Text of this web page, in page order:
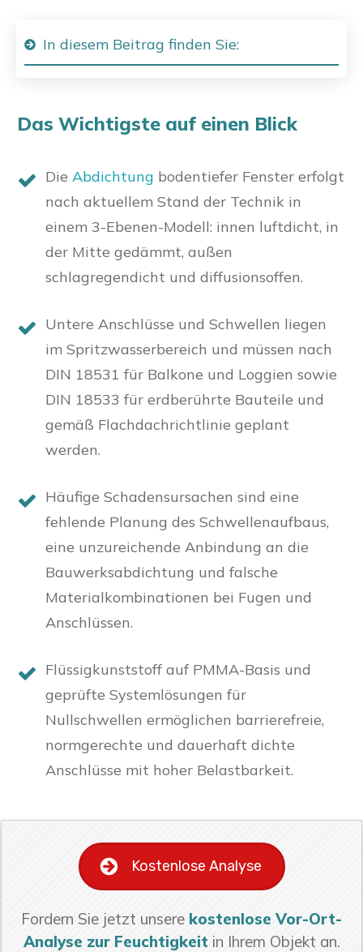
In diesem Beitrag finden Sie:
Das Wichtigste auf einen Blick
Die Abdichtung bodentiefer Fenster erfolgt
nach aktuellem Stand der Technik in
einem 3-Ebenen-Modell: innen luftdicht, in
der Mitte gedämmt, außen
schlagregendicht und diffusionsoffen.
Untere Anschlüsse und Schwellen liegen
im Spritzwasserbereich und müssen nach
DIN 18531 für Balkone und Loggien sowie
DIN 18533 für erdberührte Bauteile und
gemäß Flachdachrichtlinie geplant
werden.
Häufige Schadensursachen sind eine
fehlende Planung des Schwellenaufbaus,
eine unzureichende Anbindung an die
Bauwerksabdichtung und falsche
Materialkombinationen bei Fugen und
Anschlüssen.
Flüssigkunststoff auf PMMA-Basis und
geprüfte Systemlösungen für
Nullschwellen ermöglichen barrierefreie,
normgerechte und dauerhaft dichte
Anschlüsse mit hoher Belastbarkeit.
Kostenlose Analyse
Fordern Sie jetzt unsere kostenlose Vor-Ort-
Analyse zur Feuchtigkeit in Ihrem Objekt an.